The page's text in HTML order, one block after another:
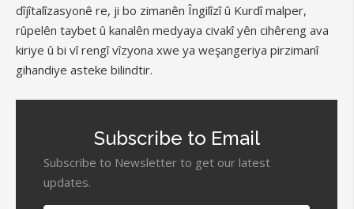
dîjîtalîzasyonê re, ji bo zimanên Îngilîzî û Kurdî malper,
rûpelên taybet û kanalên medyaya civakî yên cihêreng ava
kiriye û bi vî rengî vîzyona xwe ya weşangeriya pirzimanî
gihandiye asteke bilindtir.
Subscribe to Email
Subscribe to Newsletter to get our latest
updates.